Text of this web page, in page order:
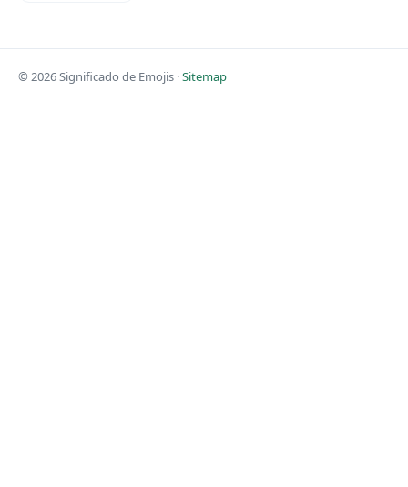
© 2026 Significado de Emojis ·Sitemap